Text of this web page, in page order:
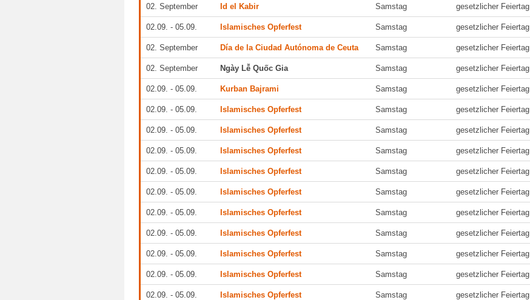
02. September Id el Kabir Samstag gesetzlicher Feiertag
02.09. - 05.09. Islamisches Opferfest Samstag gesetzlicher Feiertag
02. September Día de la Ciudad Autónoma de Ceuta Samstag gesetzlicher Feiertag
02. September Ngày Lễ Quốc Gia Samstag gesetzlicher Feiertag
02.09. - 05.09. Kurban Bajrami Samstag gesetzlicher Feiertag
02.09. - 05.09. Islamisches Opferfest Samstag gesetzlicher Feiertag
02.09. - 05.09. Islamisches Opferfest Samstag gesetzlicher Feiertag
02.09. - 05.09. Islamisches Opferfest Samstag gesetzlicher Feiertag
02.09. - 05.09. Islamisches Opferfest Samstag gesetzlicher Feiertag
02.09. - 05.09. Islamisches Opferfest Samstag gesetzlicher Feiertag
02.09. - 05.09. Islamisches Opferfest Samstag gesetzlicher Feiertag
02.09. - 05.09. Islamisches Opferfest Samstag gesetzlicher Feiertag
02.09. - 05.09. Islamisches Opferfest Samstag gesetzlicher Feiertag
02.09. - 05.09. Islamisches Opferfest Samstag gesetzlicher Feiertag
02.09. - 05.09. Islamisches Opferfest Samstag gesetzlicher Feiertag